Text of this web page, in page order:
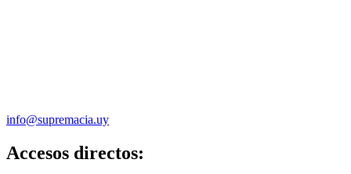
info@supremacia.uy
Accesos directos: